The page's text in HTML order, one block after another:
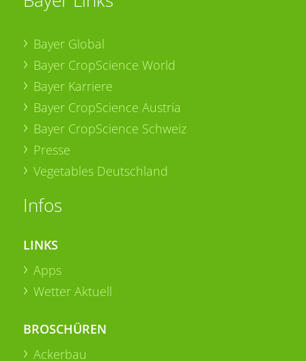
Bayer Global
Bayer CropScience World
Bayer Karriere
Bayer CropScience Austria
Bayer CropScience Schweiz
Presse
Vegetables Deutschland
Infos
LINKS
Apps
Wetter Aktuell
BROSCHÜREN
Ackerbau